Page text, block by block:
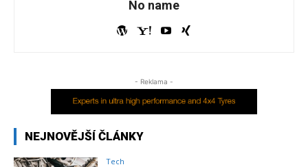
No name
- Reklama -
NEJNOVĚJŠÍ ČLÁNKY
Tech